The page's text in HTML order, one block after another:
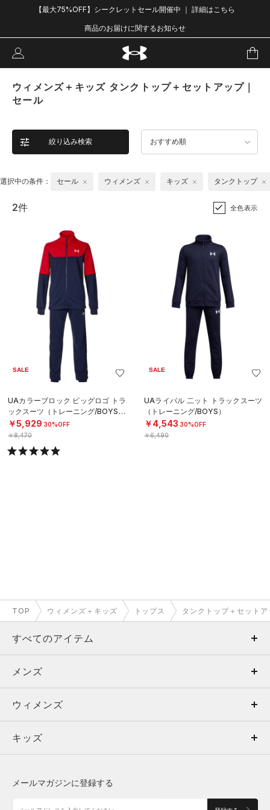
【最大75%OFF】シークレットセール開催中 ｜ 詳細はこちら
商品のお届けに関するお知らせ
ウィメンズ＋キッズ タンクトップ＋セットアップ｜
セール
絞り込み検索 おすすめ順
選択中の条件： セール ウィメンズ キッズ タンクトップ
2件 全色表示
SALE
UAカラーブロック ビッグロゴ トラ
ックスーツ（トレーニング/BOYS）
￥5,929 30%OFF
￥8,470
SALE
UAライバル 二ット トラックスーツ
（トレーニング/BOYS）
￥4,543 30%OFF
￥6,490
TOP ウィメンズ＋キッズ トップス タンクトップ＋セットア
すべてのアイテム
メンズ
ウィメンズ
キッズ
アクセサリー
メンズ
トップス
ボトムス
アクセサリー
ウィメンズ
トップス
シューズ
キッズ
メールマガジンに登録する